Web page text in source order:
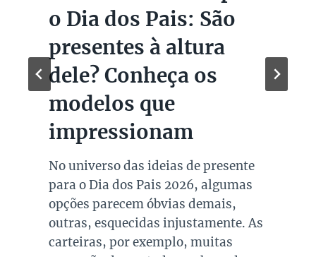
Figurinos de O Diabo
veste Prada 2
A Christie’s confirmou a realização
de um leilão dedicado a peças reais
usadas no set de O Diabo Veste Prada
2. Entre 1º e 15 de setembro,
colecionadores e fãs poderão dar
lances em figurinos e acessórios que
passaram pelas mãos de Meryl
Streep, Anne Hathaway, Emily Blunt
e Stanley Tucci, com uma exposição
pública…